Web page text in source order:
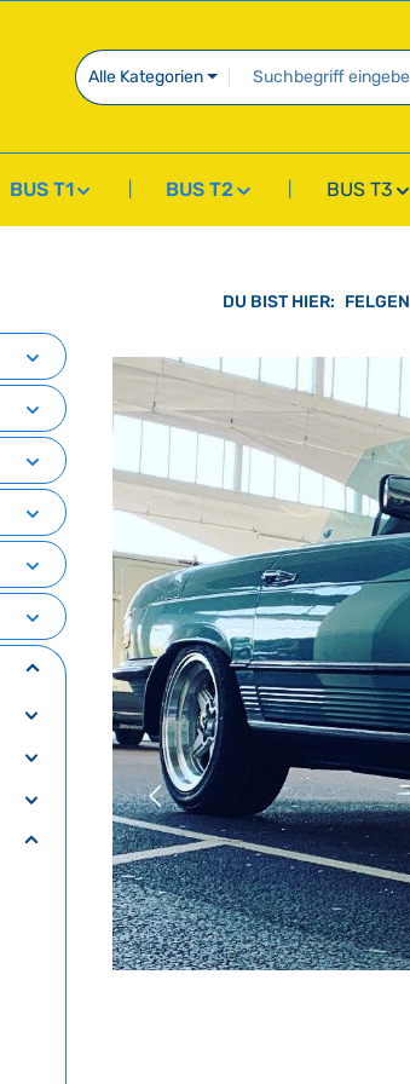
Alle Kategorien
BUS T1 BUS T2 BUS T3
DU BIST HIER: FELGEN
Bildergalerie überspringen